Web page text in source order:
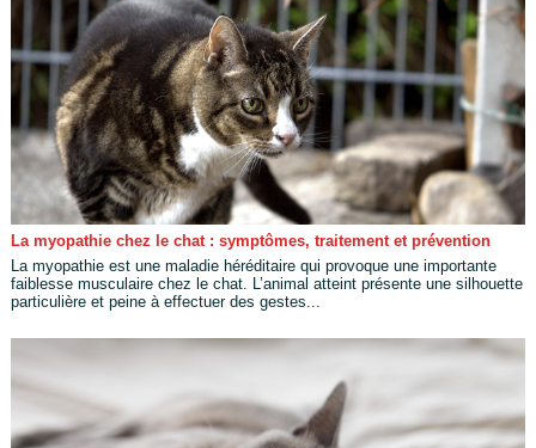
La myopathie chez le chat : symptômes, traitement et prévention
La myopathie est une maladie héréditaire qui provoque une importante
faiblesse musculaire chez le chat. L’animal atteint présente une silhouette
particulière et peine à effectuer des gestes...